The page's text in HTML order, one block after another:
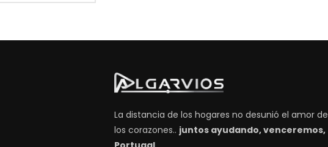
La distancia de los hogares no desunió el amor de
los corazones.. juntos ayudando, venceremos,